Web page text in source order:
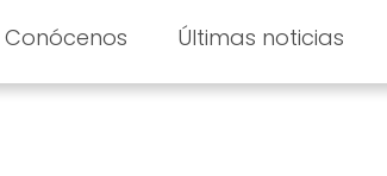
Conócenos Últimas noticias